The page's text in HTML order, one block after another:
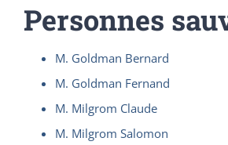
Personnes
M. Goldman Bernard
M. Goldman Fernand
M. Milgrom Claude
M. Milgrom Salomon